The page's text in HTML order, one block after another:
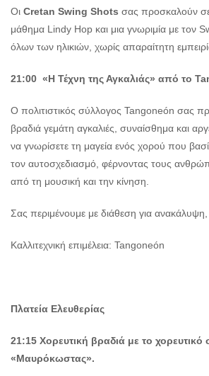
Οι Cretan Swing Shots σας προσκαλούν
μάθημα Lindy Hop και μια γνωριμία με τον
όλων των ηλικιών, χωρίς απαραίτητη
21:00 «Η Τέχνη της Αγκαλιάς» από το
Ο πολιτιστικός σύλλογος Tangoneón σας
βραδιά γεμάτη αγκαλιές, συναίσθημα και
να γνωρίσετε τη μαγεία ενός χορού που
τον αυτοσχεδιασμό, φέρνοντας τους
από τη μουσική και την κίνηση.
Σας περιμένουμε με διάθεση για ανακάλυψη,
Καλλιτεχνική επιμέλεια: Tangoneón
Πλατεία Ελευθερίας
21:15 Χορευτική βραδιά με το
«Μαυρόκωστας».